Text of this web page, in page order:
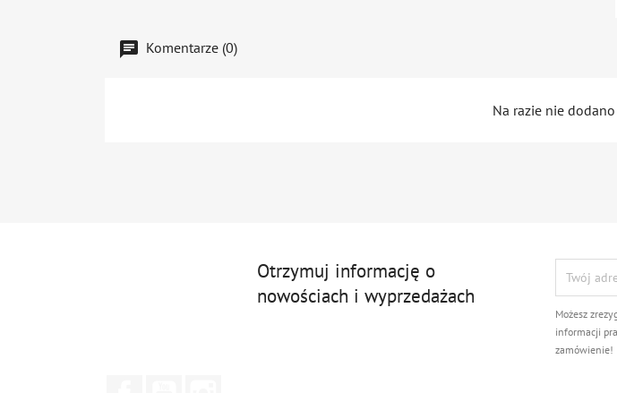
Komentarze (0)
Na razie nie
Otrzymuj informację o
nowościach i wyprzedażach
Możesz
informacji
zamówienie!